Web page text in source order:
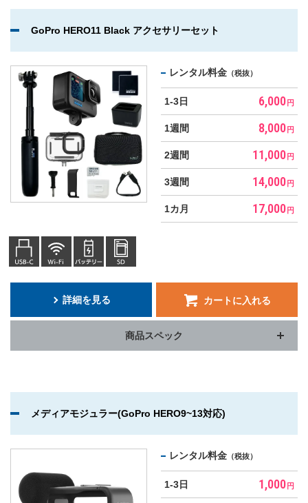
GoPro HERO11 Black アクセサリーセット
レンタル料金 （税抜）
1-3日 6,000 円
1週間 8,000 円
2週間 11,000 円
3週間 14,000 円
1カ月 17,000 円
詳細を見る カートに入れる
商品スペック
メディアモジュラー(GoPro HERO9~13対応)
レンタル料金 （税抜）
1-3日 1,000 円